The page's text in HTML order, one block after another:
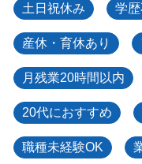
土日祝休み 学
産休・育休あり
月残業20時間以内
20代におすすめ
職種未経験OK